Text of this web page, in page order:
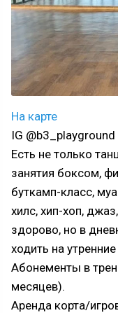
На карте
IG @b3_playground
Есть не только
занятия боксом,
буткамп-класс,
хилс, хип-хоп,
здорово, но в
ходить на
Абонементы в
месяцев).
Аренда корта/